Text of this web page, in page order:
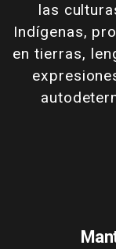
las
Indígenas,
en tierras,